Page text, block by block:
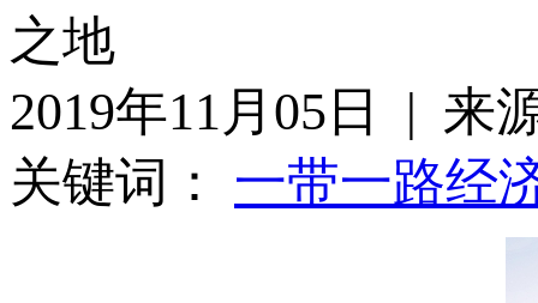
之地
2019年11月05日 | 来
关键词： 一带一路经